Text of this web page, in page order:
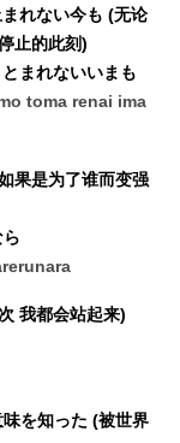
れない今も (无论
止的此刻)
まれないいまも
toma renai ima
果是为了谁而变强
我都会站起来)
を知った (被世界